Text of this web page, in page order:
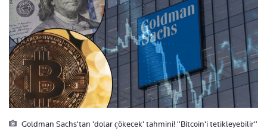
Goldman Sachs'tan 'dolar çökecek' tahmini! "Bitcoin'i tetikleyebilir"